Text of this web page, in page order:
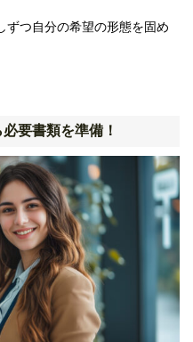
ずつ自分の希望の形態を固め
要書類を準備！